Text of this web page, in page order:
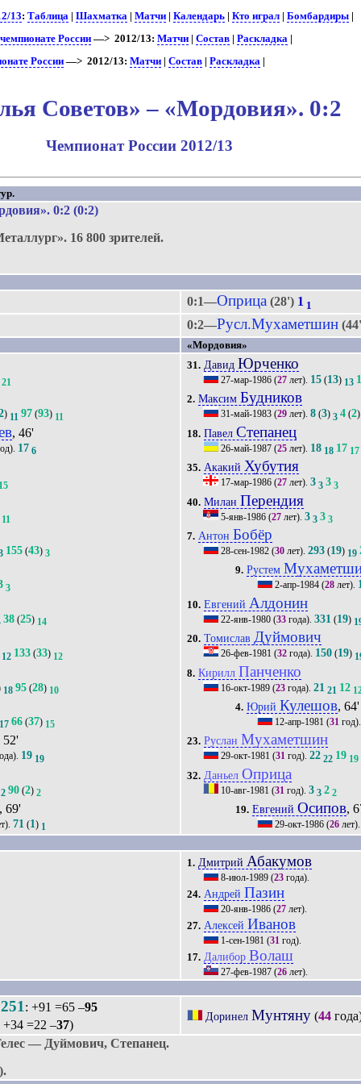
13:Таблица |Шахматка |Матчи |Календарь |Кто играл |Бомбардиры
России —> 2012/13:Матчи |Состав |Раскладка |
России —> 2012/13:Матчи |Состав |Раскладка |
Советов» – «Мордовия». 0:2
Чемпионат России 2012/13
. 0:2 (0:2)
16 800 зрителей.
0:1—Оприца (28') 1 1
0:2—Русл.Мухаметшин
«Мордовия»
21
) 11 97 (93) 11
, 46'
17 6
11
155 (43) 3
3
38 (25) 14
12 133 (33) 12
18 95 (28) 10
17 66 (37) 15
52'
19 19
2 90 (2) 2
, 69'
71(1) 1
31. Давид Юрченко
27-мар-1986 (27 лет). 15 (13) 13
2. МаксимБудников
31-май-1983 (29 лет).8 (3) 3 4 (2)
18. ПавелСтепанец
26-май-1987 (25 лет). 18 18 17 17
35. Акакий Хубутия
17-мар-1986 (27 лет).3 3 3 3
40. Милан Перендия
5-янв-1986 (27 лет).3 3 3 3
7. Антон Бобёр
28-сен-1982 (30 лет).293 (19) 19
9. Рустем
2-апр-1984(28лет).
10. Евгений Алдонин
22-янв-1980 (33 года).331 (19)
20. Томислав Дуймович
26-фев-1981 (32 года). 150 (19)
8. Кирилл Панченко
16-окт-1989 (23 года).21 21 12
4. Юрий Кулешов, 64'
12-апр-1981 (31год).
23. РусланМухаметшин
29-окт-1981 (31 год).22 22 19 19
32. ДаньелОприца
10-авг-1981 (31 год).3 3 2 2
19. ЕвгенийОсипов,
29-окт-1986(26лет).
1. Дмитрий Абакумов
8-июл-1989 (23 года).
24. Андрей Пазин
20-янв-1986 (27 лет).
27. Алексей Иванов
1-сен-1981 (31 год).
17. Далибор Волаш
27-фев-1987 (26 лет).
251 : +91 =65 –95
+34 =22 –37)
Доринел Мунтяну (44
— Дуймович, Степанец.